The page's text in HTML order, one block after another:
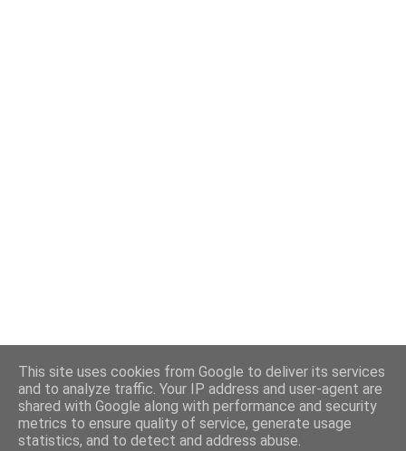
This site uses cookies from Google to deliver its services
and to analyze traffic. Your IP address and user-agent are
shared with Google along with performance and security
metrics to ensure quality of service, generate usage
statistics, and to detect and address abuse.